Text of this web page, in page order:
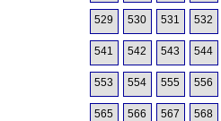
529 530 531 532
541 542 543 544
553 554 555 556
565 566 567 568